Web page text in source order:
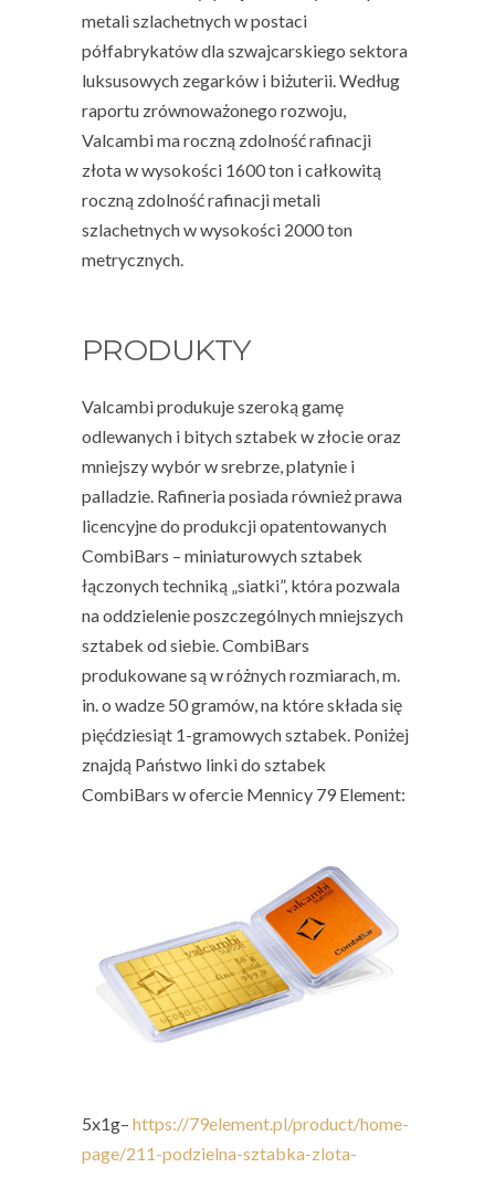
metali szlachetnych w postaci
półfabrykatów dla szwajcarskiego sektora
luksusowych zegarków i biżuterii. Według
raportu zrównoważonego rozwoju,
Valcambi ma roczną zdolność rafinacji
złota w wysokości 1600 ton i całkowitą
roczną zdolność rafinacji metali
szlachetnych w wysokości 2000 ton
metrycznych.
PRODUKTY
Valcambi produkuje szeroką gamę
odlewanych i bitych sztabek w złocie oraz
mniejszy wybór w srebrze, platynie i
palladzie. Rafineria posiada również prawa
licencyjne do produkcji opatentowanych
CombiBars – miniaturowych sztabek
łączonych techniką „siatki”, która pozwala
na oddzielenie poszczególnych mniejszych
sztabek od siebie. CombiBars
produkowane są w różnych rozmiarach, m.
in. o wadze 50 gramów, na które składa się
pięćdziesiąt 1-gramowych sztabek. Poniżej
znajdą Państwo linki do sztabek
CombiBars w ofercie Mennicy 79 Element:
5x1g– https://79element.pl/product/home-
page/211-podzielna-sztabka-zlota-